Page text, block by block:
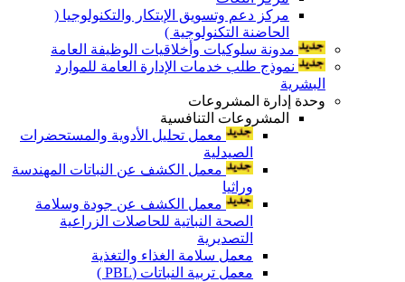
مركز دعم وتسويق الإبتكار والتكنولوجيا (
الحاضنة التكنولوجية )
مدونة سلوكيات وأخلاقيات الوظيفة العامة
نموذج طلب خدمات الإدارة العامة للموارد
البشرية
وحدة إدارة المشروعات
المشروعات التنافسية
معمل تحليل الأدوية والمستحضرات
الصيدلية
معمل الكشف عن النباتات المهندسة
وراثيا
معمل الكشف عن جودة وسلامة
الصحة النباتية للحاصلات الزراعية
التصديرية
معمل سلامة الغذاء والتغذية
معمل تربية النباتات (PBL )